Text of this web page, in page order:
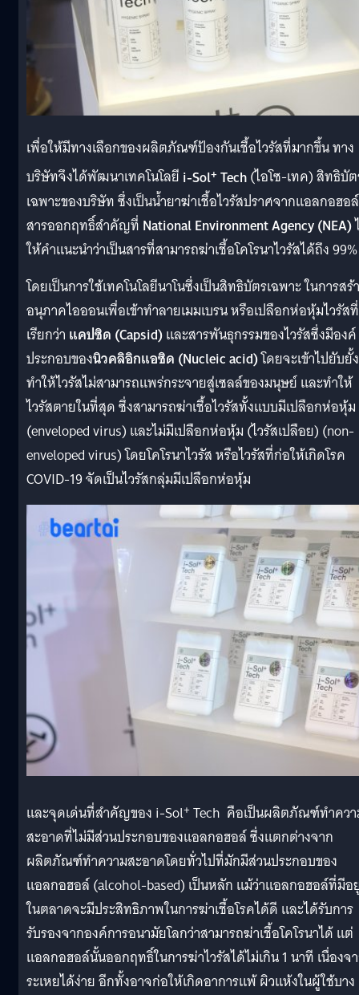
เพื่อให้มีทางเลือกของผลิตภัณฑ์ป้องกันเชื้อไวรัสที่มากขึ้น ทาง
บริษัทจึงได้พัฒนาเทคโนโลยี i-Sol+ Tech(ไอโซ-เทค) สิทธิบั
เฉพาะของบริษัท ซึ่งเป็นน้ำยาฆ่าเชื้อไวรัสปราศจากแอลกอฮอ
สารออกฤทธิ์สำคัญที่ National Environment Agency (NEA)
ให้คำแนะนำว่าเป็นสารที่สามารถฆ่าเชื้อโคโรนาไวรัสได้ถึง 99%
โดยเป็นการใช้เทคโนโลยีนาโนซึ่งเป็นสิทธิบัตรเฉพาะ ในการสร้
อนุภาคไอออนเพื่อเข้าทำลายเมมเบรน หรือเปลือกห่อหุ้มไวรัสที่
เรียกว่า แคปซิด (Capsid)และสารพันธุกรรมของไวรัสซึ่งมีองค์
ประกอบของนิวคลิอิกแอซิด (Nucleic acid)โดยจะเข้าไปยับยั้ง
ทำให้ไวรัสไม่สามารถแพร่กระจายสู่เซลล์ของมนุษย์ และทำให้
ไวรัสตายในที่สุด ซึ่งสามารถฆ่าเชื้อไวรัสทั้งแบบมีเปลือกห่อหุ้ม
(enveloped virus) และไม่มีเปลือกห่อหุ้ม (ไวรัสเปลือย) (non-
enveloped virus) โดยโคโรนาไวรัส หรือไวรัสที่ก่อให้เกิดโรค
COVID-19 จัดเป็นไวรัสกลุ่มมีเปลือกห่อหุ้ม
และจุดเด่นที่สำคัญของ i-Sol+Tech คือเป็นผลิตภัณฑ์ทำคว
สะอาดที่ไม่มีส่วนประกอบของแอลกอฮอล์ ซึ่งแตกต่างจาก
ผลิตภัณฑ์ทำความสะอาดโดยทั่วไปที่มักมีส่วนประกอบของ
แอลกอฮอล์ (alcohol-based) เป็นหลัก แม้ว่าแอลกอฮอล์ที่มีอ
ในตลาดจะมีประสิทธิภาพในการฆ่าเชื้อโรคได้ดี และได้รับการ
รับรองจากองค์การอนามัยโลกว่าสามารถฆ่าเชื้อโคโรนาได้ แต่
แอลกอฮอล์นั้นออกฤทธิ์ในการฆ่าไวรัสได้ไม่เกิน 1 นาที เนื่องจ
ระเหยได้ง่าย อีกทั้งอาจก่อให้เกิดอาการแพ้ ผิวแห้งในผู้ใช้บาง